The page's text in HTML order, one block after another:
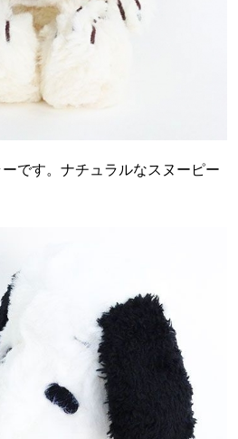
です。ナチュラルなスヌーピー